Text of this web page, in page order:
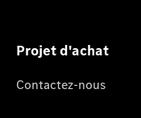
Projet d'achat
Contactez-nous